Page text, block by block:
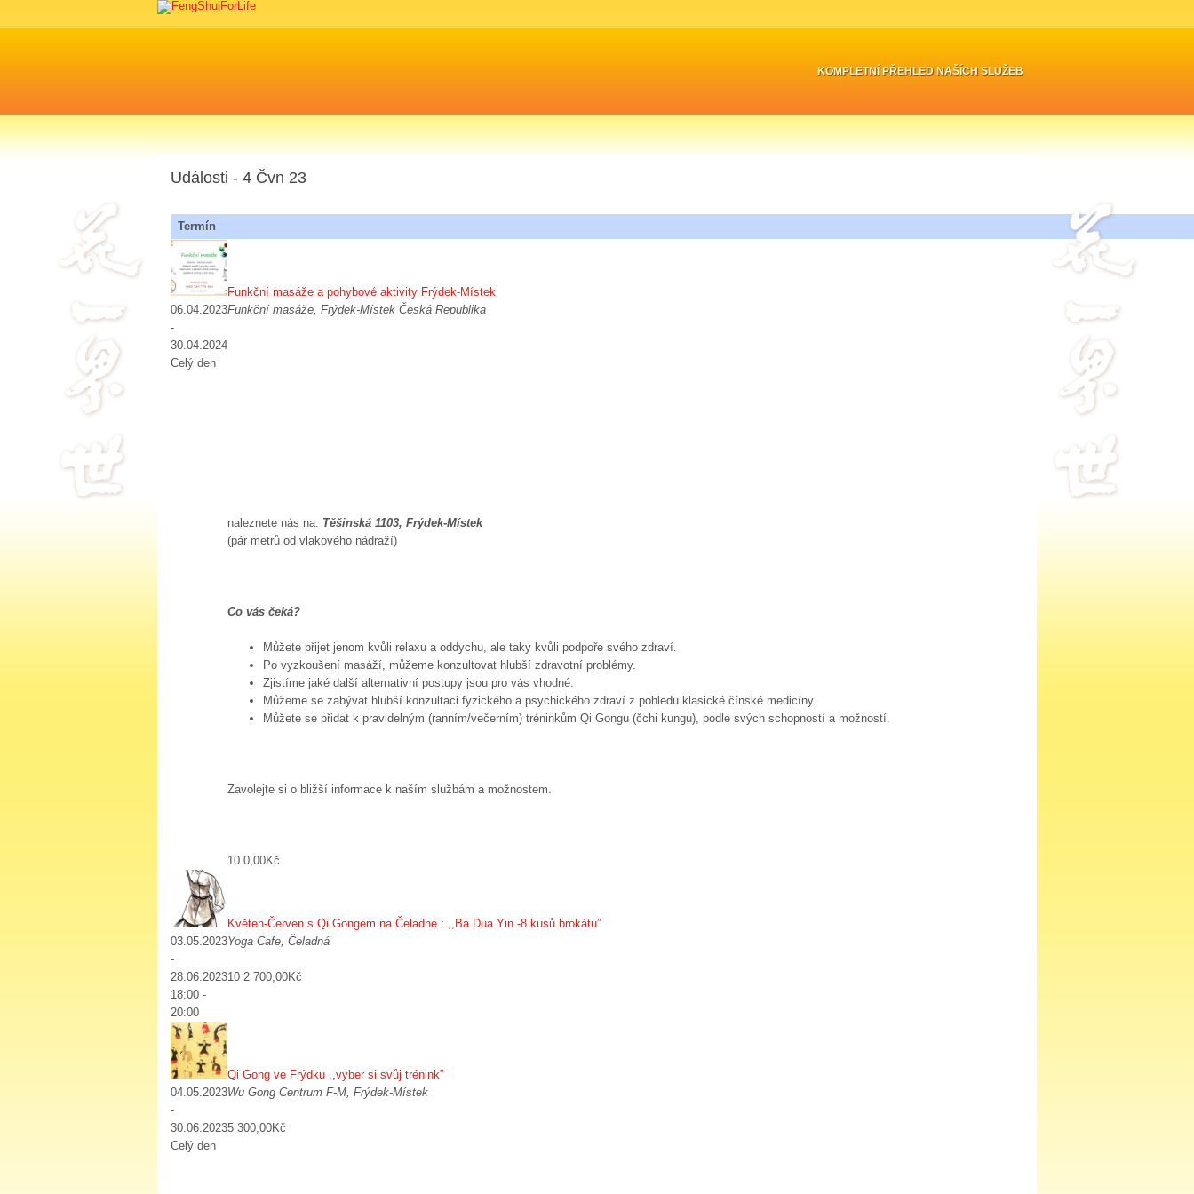
KOMPLETNÍ PŘEHLED NAŠÍCH SLUŽEB
Události - 4 Čvn 23
Termín
06.04.2023
-
30.04.2024
Celý den
Funkční masáže a pohybové aktivity Frýdek-Místek
Funkční masáže, Frýdek-Místek Česká Republika
naleznete nás na: Těšinská 1103, Frýdek-Místek
(pár metrů od vlakového nádraží)
Co vás čeká?
Můžete přijet jenom kvůli relaxu a oddychu, ale taky kvůli podpoře svého zdraví.
Po vyzkoušení masáží, můžeme konzultovat hlubší zdravotní problémy.
Zjistíme jaké další alternativní postupy jsou pro vás vhodné.
Můžeme se zabývat hlubší konzultaci fyzického a psychického zdraví z pohledu klasické čínské medicíny.
Můžete se přidat k pravidelným (ranním/večerním) tréninkům Qi Gongu (čchi kungu), podle svých schopností a možností.
Zavolejte si o bližší informace k naším službám a možnostem.
10 0,00Kč
03.05.2023
-
28.06.2023
18:00 -
20:00
Květen-Červen s Qi Gongem na Čeladné : ,,Ba Dua Yin -8 kusů brokátu”
Yoga Cafe, Čeladná
10 2 700,00Kč
04.05.2023
-
30.06.2023
Celý den
Qi Gong ve Frýdku ,,vyber si svůj trénink”
Wu Gong Centrum F-M, Frýdek-Místek
5 300,00Kč